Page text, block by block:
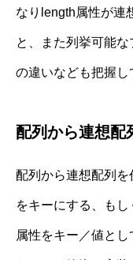
なりlength属性が連
と、また列挙可能
の違いなども把握し
配列から連想配
配列から連想配列
をキーにする、も
属性をキー／値と